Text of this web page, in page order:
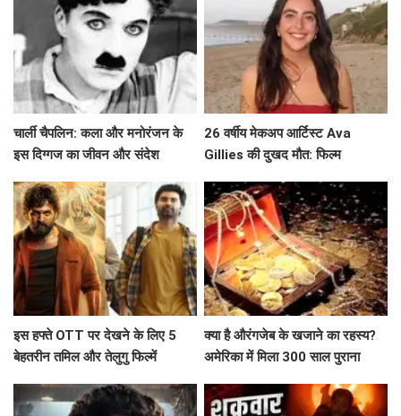
चार्ली चैपलिन: कला और मनोरंजन के
इस दिग्गज का जीवन और संदेश
26 वर्षीय मेकअप आर्टिस्ट Ava
Gillies की दुखद मौत: फिल्म
इस हफ्ते OTT पर देखने के लिए 5
बेहतरीन तमिल और तेलुगु फिल्में
क्या है औरंगजेब के खजाने का रहस्य?
अमेरिका में मिला 300 साल पुराना